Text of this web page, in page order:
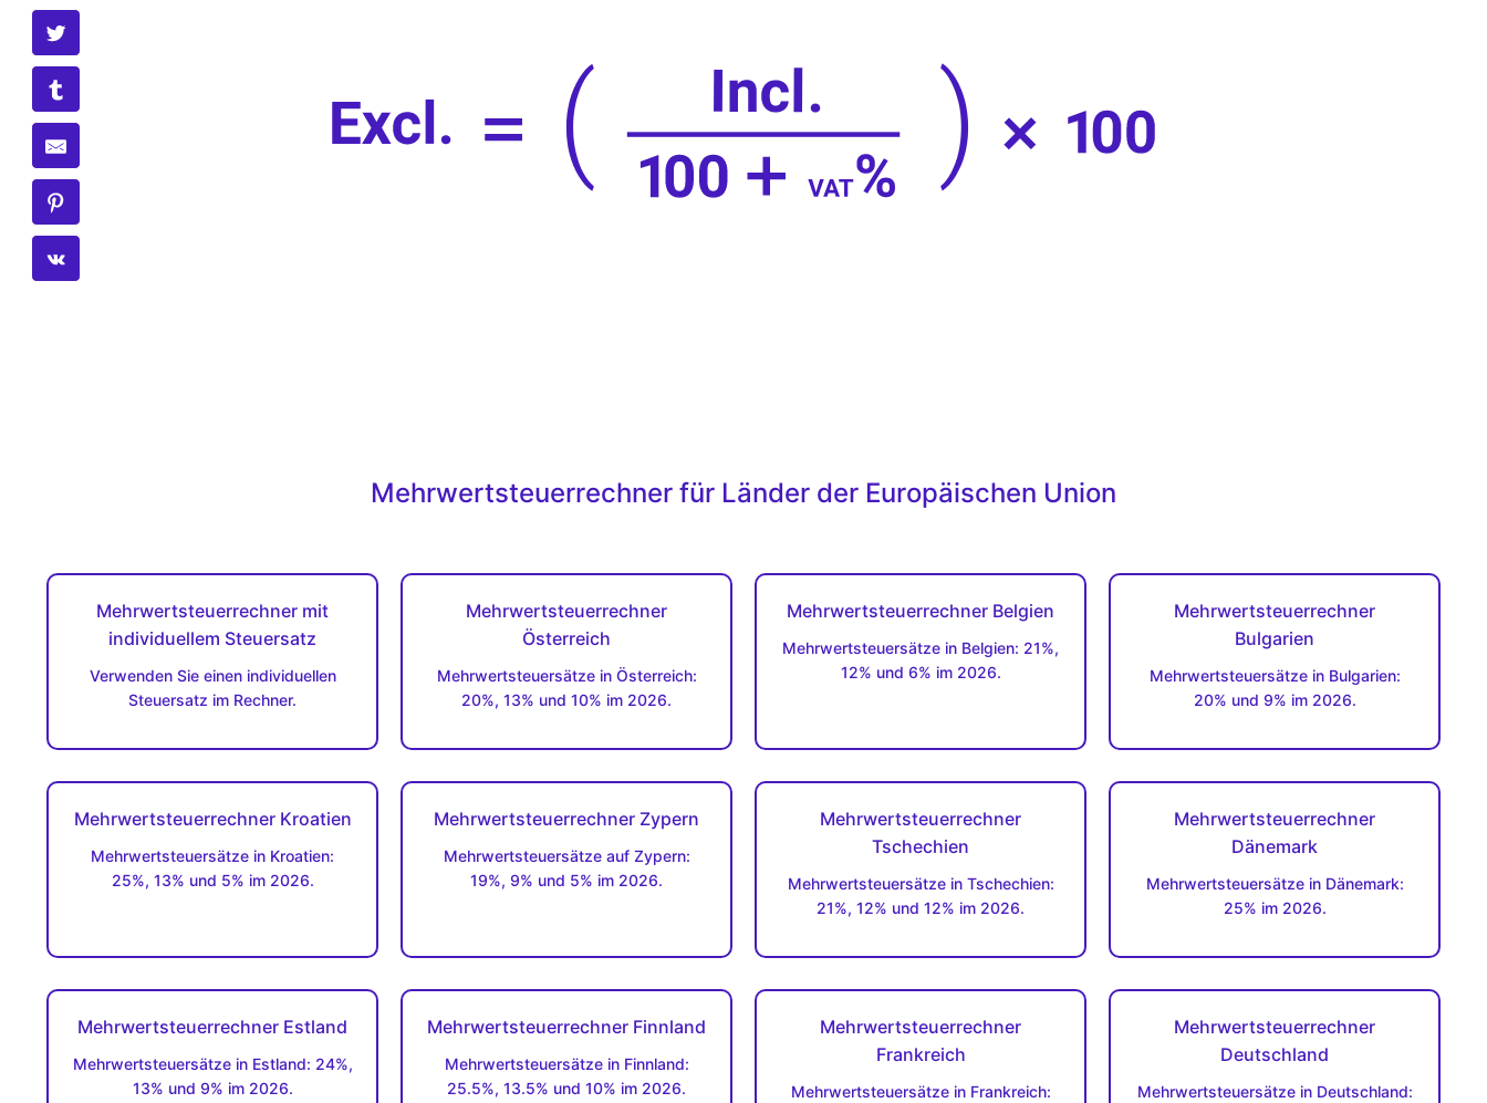
Mehrwertsteuerrechner für Länder der Europäischen Union
Mehrwertsteuerrechner mit
individuellem Steuersatz
Verwenden Sie einen individuellen
Steuersatz im Rechner.
Mehrwertsteuerrechner
Österreich
Mehrwertsteuersätze in Österreich:
20%, 13% und 10% im 2026.
Mehrwertsteuerrechner Belgien
Mehrwertsteuersätze in Belgien: 21%,
12% und 6% im 2026.
Mehrwertsteuerrechner
Bulgarien
Mehrwertsteuersätze in Bulgarien:
20% und 9% im 2026.
Mehrwertsteuerrechner Kroatien
Mehrwertsteuersätze in Kroatien:
25%, 13% und 5% im 2026.
Mehrwertsteuerrechner Zypern
Mehrwertsteuersätze auf Zypern:
19%, 9% und 5% im 2026.
Mehrwertsteuerrechner
Tschechien
Mehrwertsteuersätze in Tschechien:
21%, 12% und 12% im 2026.
Mehrwertsteuerrechner
Dänemark
Mehrwertsteuersätze in Dänemark:
25% im 2026.
Mehrwertsteuerrechner Estland
Mehrwertsteuersätze in Estland: 24%,
13% und 9% im 2026.
Mehrwertsteuerrechner Finnland
Mehrwertsteuersätze in Finnland:
25.5%, 13.5% und 10% im 2026.
Mehrwertsteuerrechner
Frankreich
Mehrwertsteuersätze in Frankreich:
Mehrwertsteuerrechner
Deutschland
Mehrwertsteuersätze in Deutschland: